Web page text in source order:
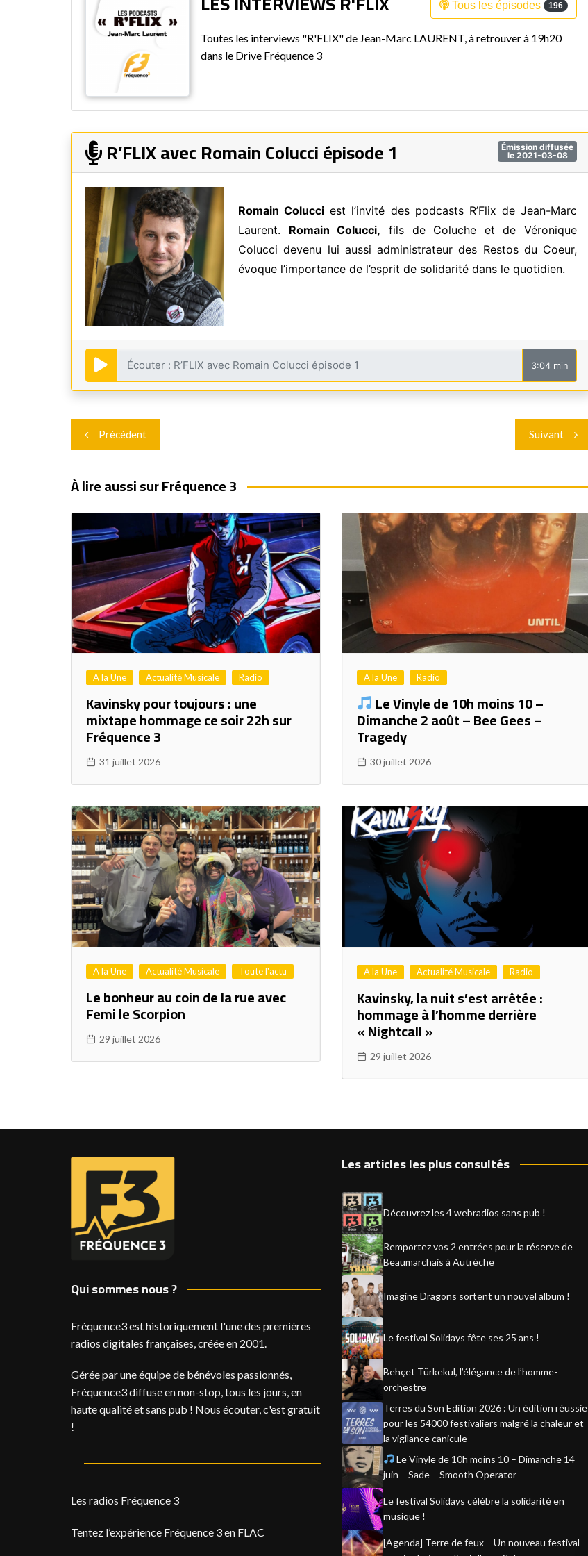
Fréquence 3 Urban
Fréquence 3 World
Tous les épisodes 196
Toutes les interviews "R'FLIX" de Jean-Marc LAURENT, à retrouver à 19h20
dans le Drive Fréquence 3
Émission diffusée
le 2021-03-08
R’FLIX avec Romain Colucci épisode 1
Romain Colucci est l’invité des podcasts R’Flix de Jean-Marc
Laurent. Romain Colucci, fils de Coluche et de Véronique
Colucci devenu lui aussi administrateur des Restos du Coeur,
évoque l’importance de l’esprit de solidarité dans le quotidien.
3:04 min
Navigation
de
l’article
Précédent Suivant
À lire aussi sur Fréquence 3
A la Une Actualité Musicale Radio
Kavinsky pour toujours : une
mixtape hommage ce soir 22h sur
Fréquence 3
31 juillet 2026
A la Une Radio
Le Vinyle de 10h moins 10 –
Dimanche 2 août – Bee Gees –
Tragedy
30 juillet 2026
A la Une Actualité Musicale Toute l'actu
Le bonheur au coin de la rue avec
Femi le Scorpion
29 juillet 2026
A la Une Actualité Musicale Radio
Kavinsky, la nuit s’est arrêtée :
hommage à l’homme derrière
« Nightcall »
29 juillet 2026
Qui sommes nous ?
Fréquence3 est historiquement l'une des premières
radios digitales françaises, créée en 2001.
Gérée par une équipe de bénévoles passionnés,
Fréquence3 diffuse en non-stop, tous les jours, en
haute qualité et sans pub ! Nous écouter, c'est gratuit
!
Les radios Fréquence 3
Tentez l’expérience Fréquence 3 en FLAC
Les articles les plus consultés
Découvrez les 4 webradios sans pub !
Remportez vos 2 entrées pour la réserve de
Beaumarchais à Autrèche
Imagine Dragons sortent un nouvel album !
Le festival Solidays fête ses 25 ans !
Behçet Türkekul, l’élégance de l’homme-
orchestre
Terres du Son Edition 2026 : Un édition réussie
pour les 54000 festivaliers malgré la chaleur et
la vigilance canicule
Le Vinyle de 10h moins 10 – Dimanche 14
juin – Sade – Smooth Operator
Le festival Solidays célèbre la solidarité en
musique !
[Agenda] Terre de feux – Un nouveau festival